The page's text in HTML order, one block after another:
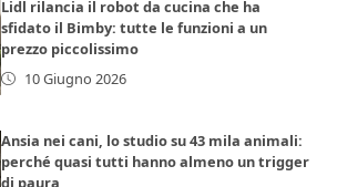
Lidl rilancia il robot da cucina che ha
sfidato il Bimby: tutte le funzioni a un
prezzo piccolissimo
10 Giugno 2026
Ansia nei cani, lo studio su 43 mila animali:
perché quasi tutti hanno almeno un trigger
di paura